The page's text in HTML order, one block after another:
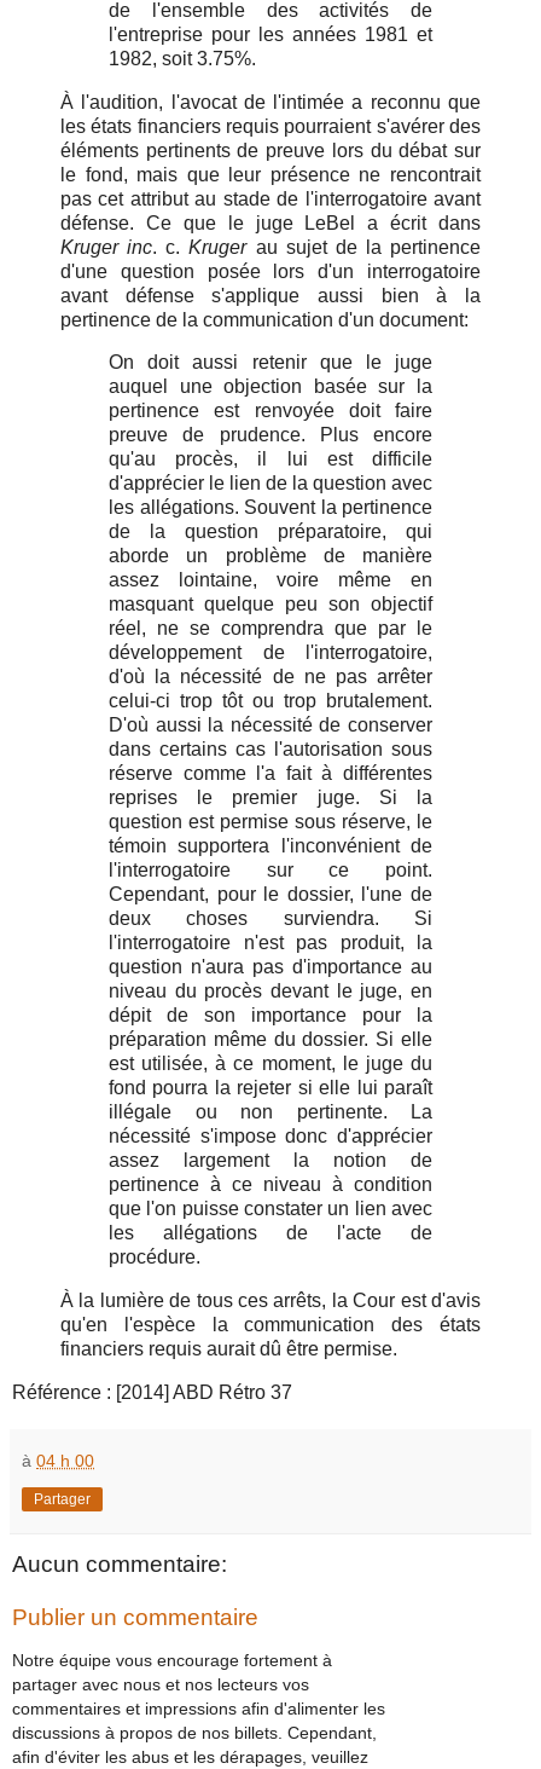
de l'ensemble des activités de
l'entreprise pour les années 1981 et
1982, soit 3.75%.
À l'audition, l'avocat de l'intimée a reconnu que
les états financiers requis pourraient s'avérer des
éléments pertinents de preuve lors du débat sur
le fond, mais que leur présence ne rencontrait
pas cet attribut au stade de l'interrogatoire avant
défense. Ce que le juge LeBel a écrit dans
Kruger inc. c.Krugerau sujet de la pertinence
d'une question posée lors d'un interrogatoire
avant défense s'applique aussi bien à la
pertinence de la communication d'un document:
On doit aussi retenir que le juge
auquel une objection basée sur la
pertinence est renvoyée doit faire
preuve de prudence. Plus encore
qu'au procès, il lui est difficile
d'apprécier le lien de la question avec
les allégations. Souvent la pertinence
de la question préparatoire, qui
aborde un problème de manière
assez lointaine, voire même en
masquant quelque peu son objectif
réel, ne se comprendra que par le
développement de l'interrogatoire,
d'où la nécessité de ne pas arrêter
celui-ci trop tôt ou trop brutalement.
D'où aussi la nécessité de conserver
dans certains cas l'autorisation sous
réserve comme l'a fait à différentes
reprises le premier juge. Si la
question est permise sous réserve, le
témoin supportera l'inconvénient de
l'interrogatoire sur ce point.
Cependant, pour le dossier, l'une de
deux choses surviendra. Si
l'interrogatoire n'est pas produit, la
question n'aura pas d'importance au
niveau du procès devant le juge, en
dépit de son importance pour la
préparation même du dossier. Si elle
est utilisée, à ce moment, le juge du
fond pourra la rejeter si elle lui paraît
illégale ou non pertinente. La
nécessité s'impose donc d'apprécier
assez largement la notion de
pertinence à ce niveau à condition
que l'on puisse constater un lien avec
les allégations de l'acte de
procédure.
À la lumière de tous ces arrêts, la Cour est d'avis
qu'en l'espèce la communication des états
financiers requis aurait dû être permise.
Référence : [2014] ABD Rétro 37
à 04 h 00
Partager
Aucun commentaire:
Publier un commentaire
Notre équipe vous encourage fortement à
partager avec nous et nos lecteurs vos
commentaires et impressions afin d'alimenter les
discussions à propos de nos billets. Cependant,
afin d'éviter les abus et les dérapages, veuillez